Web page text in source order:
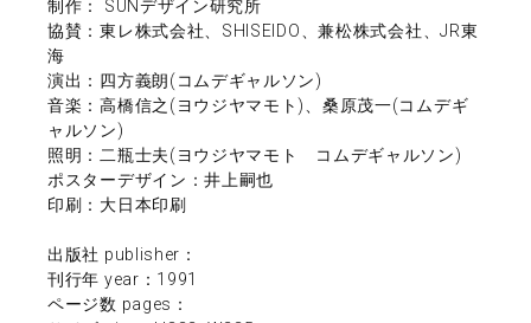
制作： SUNデザイン研究所
協賛：東レ株式会社、SHISEIDO、兼松株式会社、JR東
海
演出：四方義朗(コムデギャルソン)
音楽：高橋信之(ヨウジヤマモト)、桑原茂一(コムデギ
ャルソン)
照明：二瓶士夫(ヨウジヤマモト コムデギャルソン)
ポスターデザイン：井上嗣也
印刷：大日本印刷
出版社 publisher：
刊行年 year：1991
ページ数 pages：